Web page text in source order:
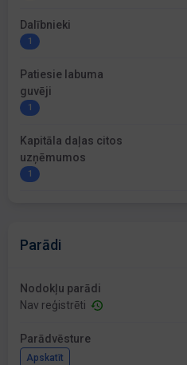
Dalībnieki
1
Patiesie labuma
guvēji
1
Kapitāla daļas citos
uzņēmumos
1
Parādi
Nodokļu parādi
Nav reģistrēti
Parādvēsture
Apskatīt